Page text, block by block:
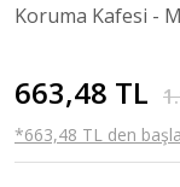
Koruma Kafesi -
663,48 TL
*663,48 TL den